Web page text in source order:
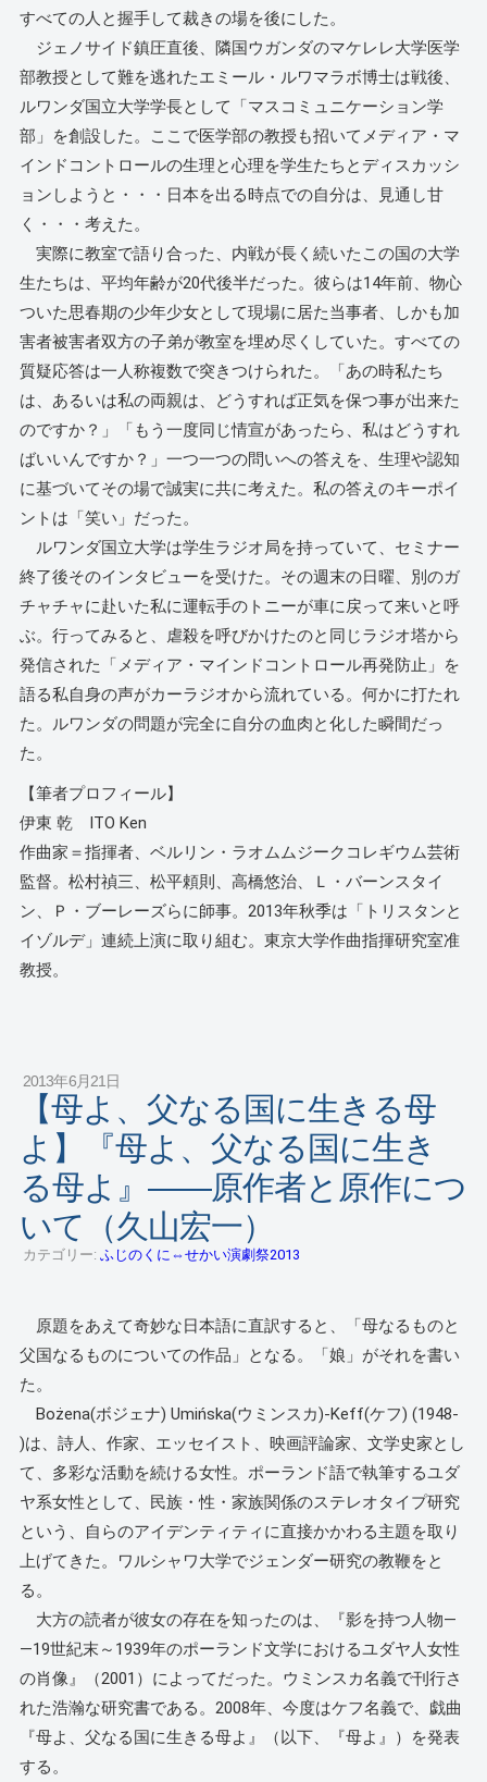
すべての人と握手して裁きの場を後にした。
ジェノサイド鎮圧直後、隣国ウガンダのマケレレ大学医学
部教授として難を逃れたエミール・ルワマラボ博士は戦後、
ルワンダ国立大学学長として「マスコミュニケーション学
部」を創設した。ここで医学部の教授も招いてメディア・マ
インドコントロールの生理と心理を学生たちとディスカッシ
ョンしようと・・・日本を出る時点での自分は、見通し甘
く・・・考えた。
実際に教室で語り合った、内戦が長く続いたこの国の大学
生たちは、平均年齢が20代後半だった。彼らは14年前、物心
ついた思春期の少年少女として現場に居た当事者、しかも加
害者被害者双方の子弟が教室を埋め尽くしていた。すべての
質疑応答は一人称複数で突きつけられた。「あの時私たち
は、あるいは私の両親は、どうすれば正気を保つ事が出来た
のですか？」「もう一度同じ情宣があったら、私はどうすれ
ばいいんですか？」一つ一つの問いへの答えを、生理や認知
に基づいてその場で誠実に共に考えた。私の答えのキーポイ
ントは「笑い」だった。
ルワンダ国立大学は学生ラジオ局を持っていて、セミナー
終了後そのインタビューを受けた。その週末の日曜、別のガ
チャチャに赴いた私に運転手のトニーが車に戻って来いと呼
ぶ。行ってみると、虐殺を呼びかけたのと同じラジオ塔から
発信された「メディア・マインドコントロール再発防止」を
語る私自身の声がカーラジオから流れている。何かに打たれ
た。ルワンダの問題が完全に自分の血肉と化した瞬間だっ
た。
【筆者プロフィール】
伊東 乾 ITO Ken
作曲家＝指揮者、ベルリン・ラオムムジークコレギウム芸術
監督。松村禎三、松平頼則、高橋悠治、Ｌ・バーンスタイ
ン、Ｐ・ブーレーズらに師事。2013年秋季は「トリスタンと
イゾルデ」連続上演に取り組む。東京大学作曲指揮研究室准
教授。
2013年6月21日
【母よ、父なる国に生きる母
よ】『母よ、父なる国に生き
る母よ』――原作者と原作につ
いて（久山宏一）
カテゴリー: ふじのくに⇔せかい演劇祭2013
原題をあえて奇妙な日本語に直訳すると、「母なるものと
父国なるものについての作品」となる。「娘」がそれを書い
た。
Bożena(ボジェナ) Umińska(ウミンスカ)-Keff(ケフ) (1948-
)は、詩人、作家、エッセイスト、映画評論家、文学史家とし
て、多彩な活動を続ける女性。ポーランド語で執筆するユダ
ヤ系女性として、民族・性・家族関係のステレオタイプ研究
という、自らのアイデンティティに直接かかわる主題を取り
上げてきた。ワルシャワ大学でジェンダー研究の教鞭をと
る。
大方の読者が彼女の存在を知ったのは、『影を持つ人物―
―19世紀末～1939年のポーランド文学におけるユダヤ人女性
の肖像』（2001）によってだった。ウミンスカ名義で刊行さ
れた浩瀚な研究書である。2008年、今度はケフ名義で、戯曲
『母よ、父なる国に生きる母よ』（以下、『母よ』）を発表
する。